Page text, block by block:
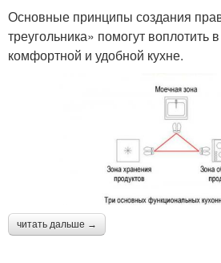
Основные принципы создания
треугольника» помогут воплотить
комфортной и удобной кухне.
читать дальше →